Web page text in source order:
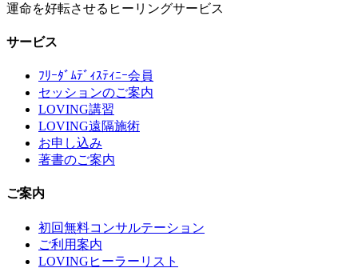
運命を好転させるヒーリングサービス
サービス
ﾌﾘｰﾀﾞﾑﾃﾞｨｽﾃｨﾆｰ会員
セッションのご案内
LOVING講習
LOVING遠隔施術
お申し込み
著書のご案内
ご案内
初回無料コンサルテーション
ご利用案内
LOVINGヒーラーリスト